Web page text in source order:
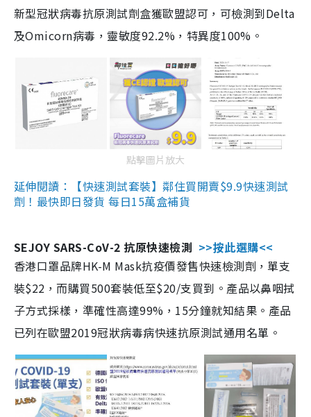
新型冠狀病毒抗原測試劑盒獲歐盟認可，可檢測到Delta
及Omicorn病毒，靈敏度92.2%，特異度100%。
點擊圖片放大
延伸閱讀：【快速測試套裝】鄰住買開賣$9.9快速測試
劑！最快即日發貨 每日15萬盒補貨
SEJOY SARS-CoV-2 抗原快速檢測 >>按此選購<<
香港口罩品牌HK-M Mask抗疫價發售快速檢測劑，單支
裝$22，而購買500套裝低至$20/支買到。產品以鼻咽拭
子方式採樣，準確性高達99%，15分鐘就知結果。產品
已列在歐盟2019冠狀病毒病快速抗原測試通用名單。